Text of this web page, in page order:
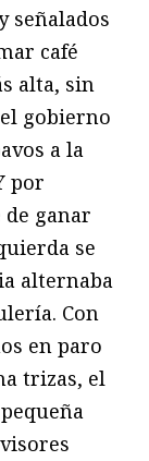
señalados
café
alta, sin
gobierno
a la
por
ganar
se
alternaba
Con
en paro
trizas, el